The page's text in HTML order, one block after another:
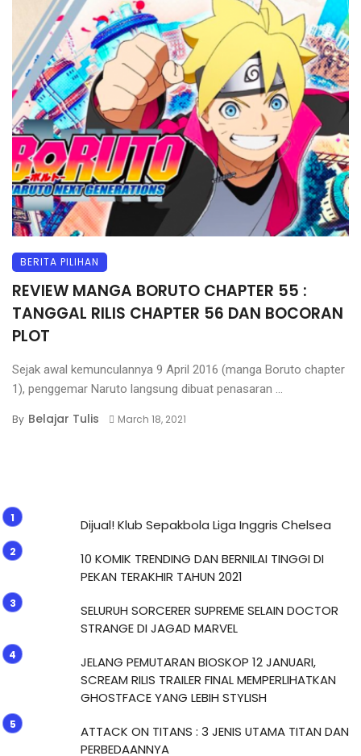
BERITA PILIHAN
REVIEW MANGA BORUTO CHAPTER 55 :
TANGGAL RILIS CHAPTER 56 DAN BOCORAN
PLOT
Sejak awal kemunculannya 9 April 2016 (manga Boruto chapter
1), penggemar Naruto langsung dibuat penasaran ...
By Belajar Tulis March 18, 2021
Dijual! Klub Sepakbola Liga Inggris Chelsea
10 KOMIK TRENDING DAN BERNILAI TINGGI DI
PEKAN TERAKHIR TAHUN 2021
SELURUH SORCERER SUPREME SELAIN DOCTOR
STRANGE DI JAGAD MARVEL
JELANG PEMUTARAN BIOSKOP 12 JANUARI,
SCREAM RILIS TRAILER FINAL MEMPERLIHATKAN
GHOSTFACE YANG LEBIH STYLISH
ATTACK ON TITANS : 3 JENIS UTAMA TITAN DAN
PERBEDAANNYA